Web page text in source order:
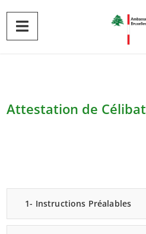
Attestation de Célibat
1- Instructions Préalables